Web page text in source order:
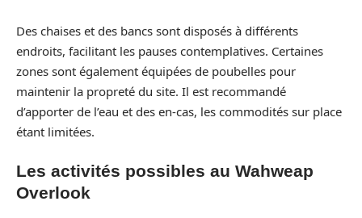
Des chaises et des bancs sont disposés à différents
endroits, facilitant les pauses contemplatives. Certaines
zones sont également équipées de poubelles pour
maintenir la propreté du site. Il est recommandé
d’apporter de l’eau et des en-cas, les commodités sur place
étant limitées.
Les activités possibles au Wahweap
Overlook